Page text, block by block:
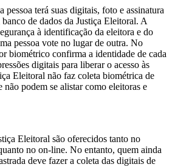
pessoa terá suas digitais, foto e assinatura
de dados da Justiça Eleitoral. A
à identificação da eleitora e do
pessoa vote no lugar de outra. No
biométrico confirma a identidade de cada
digitais para liberar o acesso às
Eleitoral não faz coleta biométrica de
não podem se alistar como eleitoras e
Eleitoral são oferecidos tanto no
no on-line. No entanto, quem ainda
deve fazer a coleta das digitais de